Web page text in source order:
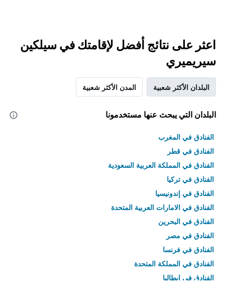
اعثر على نتائج أفضل لإقامتك في سيلكين
سيريميري
البلدان الأكثر شعبية المدن الأكثر شعبية
البلدان التي يبحث عنها مستخدمونا
الفنادق في المغرب
الفنادق في قطر
الفنادق في المملكة العربية السعودية
الفنادق في تركيا
الفنادق في إندونيسيا
الفنادق في الامارات العربية المتحدة
الفنادق في البحرين
الفنادق في مصر
الفنادق في فرنسا
الفنادق في المملكة المتحدة
الفنادق في إيطاليا